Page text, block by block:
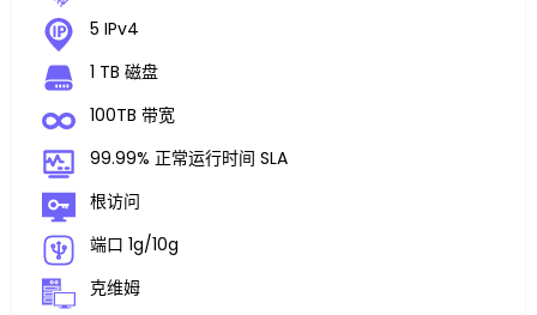
5 IPv4
1 TB 磁盘
100TB 带宽
99.99% 正常运行时间 SLA
根访问
端口 1g/10g
克维姆